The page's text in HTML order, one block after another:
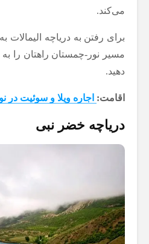
می‌کند.
برای رفتن به دریاچه الیمالات
مسیر نور-چمستان راهتان را
دهید.
اقامت: اجاره ویلا و سوئیت در
دریاچه خضر نبی